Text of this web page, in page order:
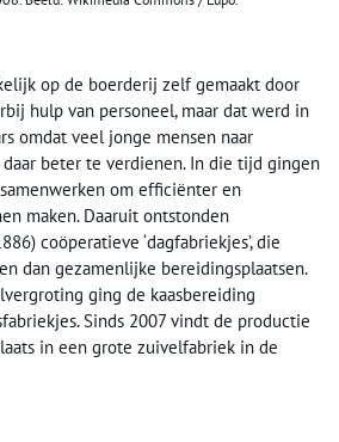
op de boerderij zelf gemaakt door
hulp van personeel, maar dat werd in
omdat veel jonge mensen naar
beter te verdienen. In die tijd gingen
om efficiënter en
maken. Daaruit ontstonden
coöperatieve ‘dagfabriekjes’, die
dan gezamenlijke bereidingsplaatsen.
ging de kaasbereiding
Sinds 2007 vindt de productie
in een grote zuivelfabriek in de